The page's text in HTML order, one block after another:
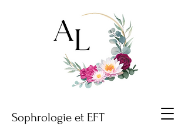
Sophrologie et EFT